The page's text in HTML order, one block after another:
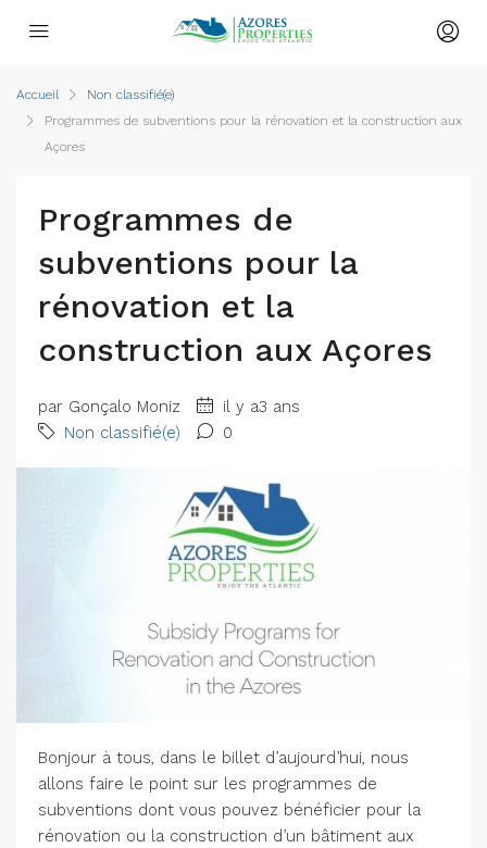
Accueil
Non classifié(e)
Programmes de subventions pour la rénovation et la construction aux
Açores
Programmes de
subventions pour la
rénovation et la
construction aux Açores
par Gonçalo Moniz
il y a3 ans
Non classifié(e)
0
Bonjour à tous, dans le billet d’aujourd’hui, nous
allons faire le point sur les programmes de
subventions dont vous pouvez bénéficier pour la
rénovation ou la construction d’un bâtiment aux